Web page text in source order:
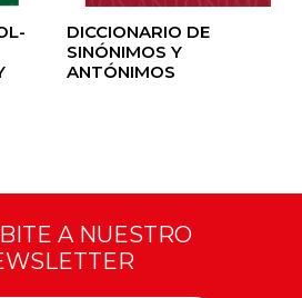
DICCIONARIO DE
SINÓNIMOS Y
ANTÓNIMOS
A NUESTRO